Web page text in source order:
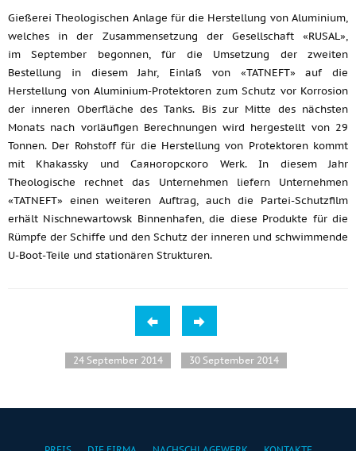
Gießerei Theologischen Anlage für die Herstellung von Aluminium,
welches in der Zusammensetzung der Gesellschaft «RUSAL»,
im September begonnen, für die Umsetzung der zweiten
Bestellung in diesem Jahr, Einlaß von «TATNEFT» auf die
Herstellung von Aluminium-Protektoren zum Schutz vor Korrosion
der inneren Oberfläche des Tanks. Bis zur Mitte des nächsten
Monats nach vorläufigen Berechnungen wird hergestellt von 29
Tonnen. Der Rohstoff für die Herstellung von Protektoren kommt
mit Khakassky und Саяногорского Werk. In diesem Jahr
Theologische rechnet das Unternehmen liefern Unternehmen
«TATNEFT» einen weiteren Auftrag, auch die Partei-Schutzfilm
erhält Nischnewartowsk Binnenhafen, die diese Produkte für die
Rümpfe der Schiffe und den Schutz der inneren und schwimmende
U-Boot-Teile und stationären Strukturen.
24 September 2014 30 September 2014